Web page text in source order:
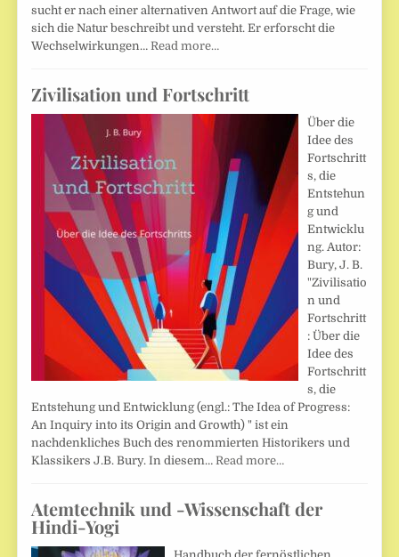
sucht er nach einer alternativen Antwort auf die Frage, wie
sich die Natur beschreibt und versteht. Er erforscht die
Wechselwirkungen… Read more…
Zivilisation und Fortschritt
Über die
Idee des
Fortschritt
s, die
Entstehun
g und
Entwicklu
ng. Autor:
Bury, J. B.
"Zivilisatio
n und
Fortschritt
: Über die
Idee des
Fortschritt
s, die
Entstehung und Entwicklung (engl.: The Idea of Progress:
An Inquiry into its Origin and Growth) " ist ein
nachdenkliches Buch des renommierten Historikers und
Klassikers J.B. Bury. In diesem… Read more…
Atemtechnik und -Wissenschaft der
Hindi-Yogi